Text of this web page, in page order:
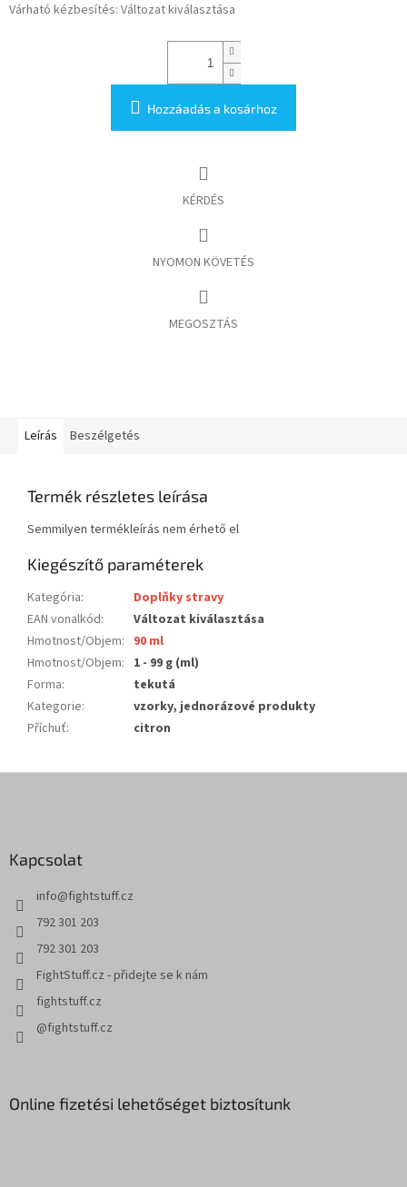
Várható kézbesítés: Változat kiválasztása
Hozzáadás a kosárhoz
KÉRDÉS
NYOMON KÖVETÉS
MEGOSZTÁS
Leírás Beszélgetés
Termék részletes leírása
Semmilyen termékleírás nem érhető el
Kiegészítő paraméterek
Kategória:
Doplňky stravy
EAN vonalkód:
Változat kiválasztása
Hmotnost/Objem: 90 ml
Hmotnost/Objem: 1 - 99 g (ml)
Forma:
tekutá
Kategorie:
vzorky, jednorázové produkty
Příchuť: citron
Kapcsolat
info@fightstuff.cz
792 301 203
792 301 203
FightStuff.cz - přidejte se k nám
fightstuff.cz
@fightstuff.cz
Online fizetési lehetőséget biztosítunk